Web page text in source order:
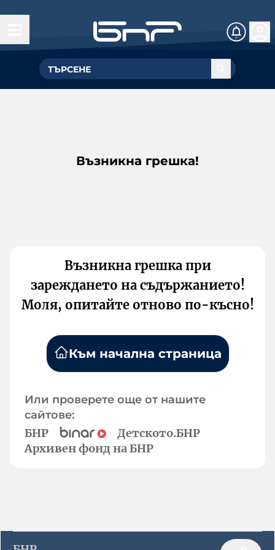
Възникна грешка!
Възникна грешка при
зареждането на съдържанието!
Моля, опитайте отново по-късно!
Към начална страница
Или проверете още от нашите
сайтове:
БНР
Детското.БНР
Архивен фонд на БНР